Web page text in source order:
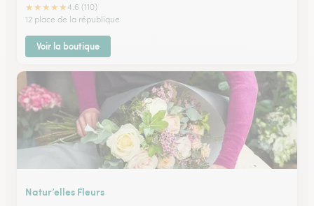
★★★★★4.6 (110)
12 place de la république
Voir la boutique
Natur’elles Fleurs